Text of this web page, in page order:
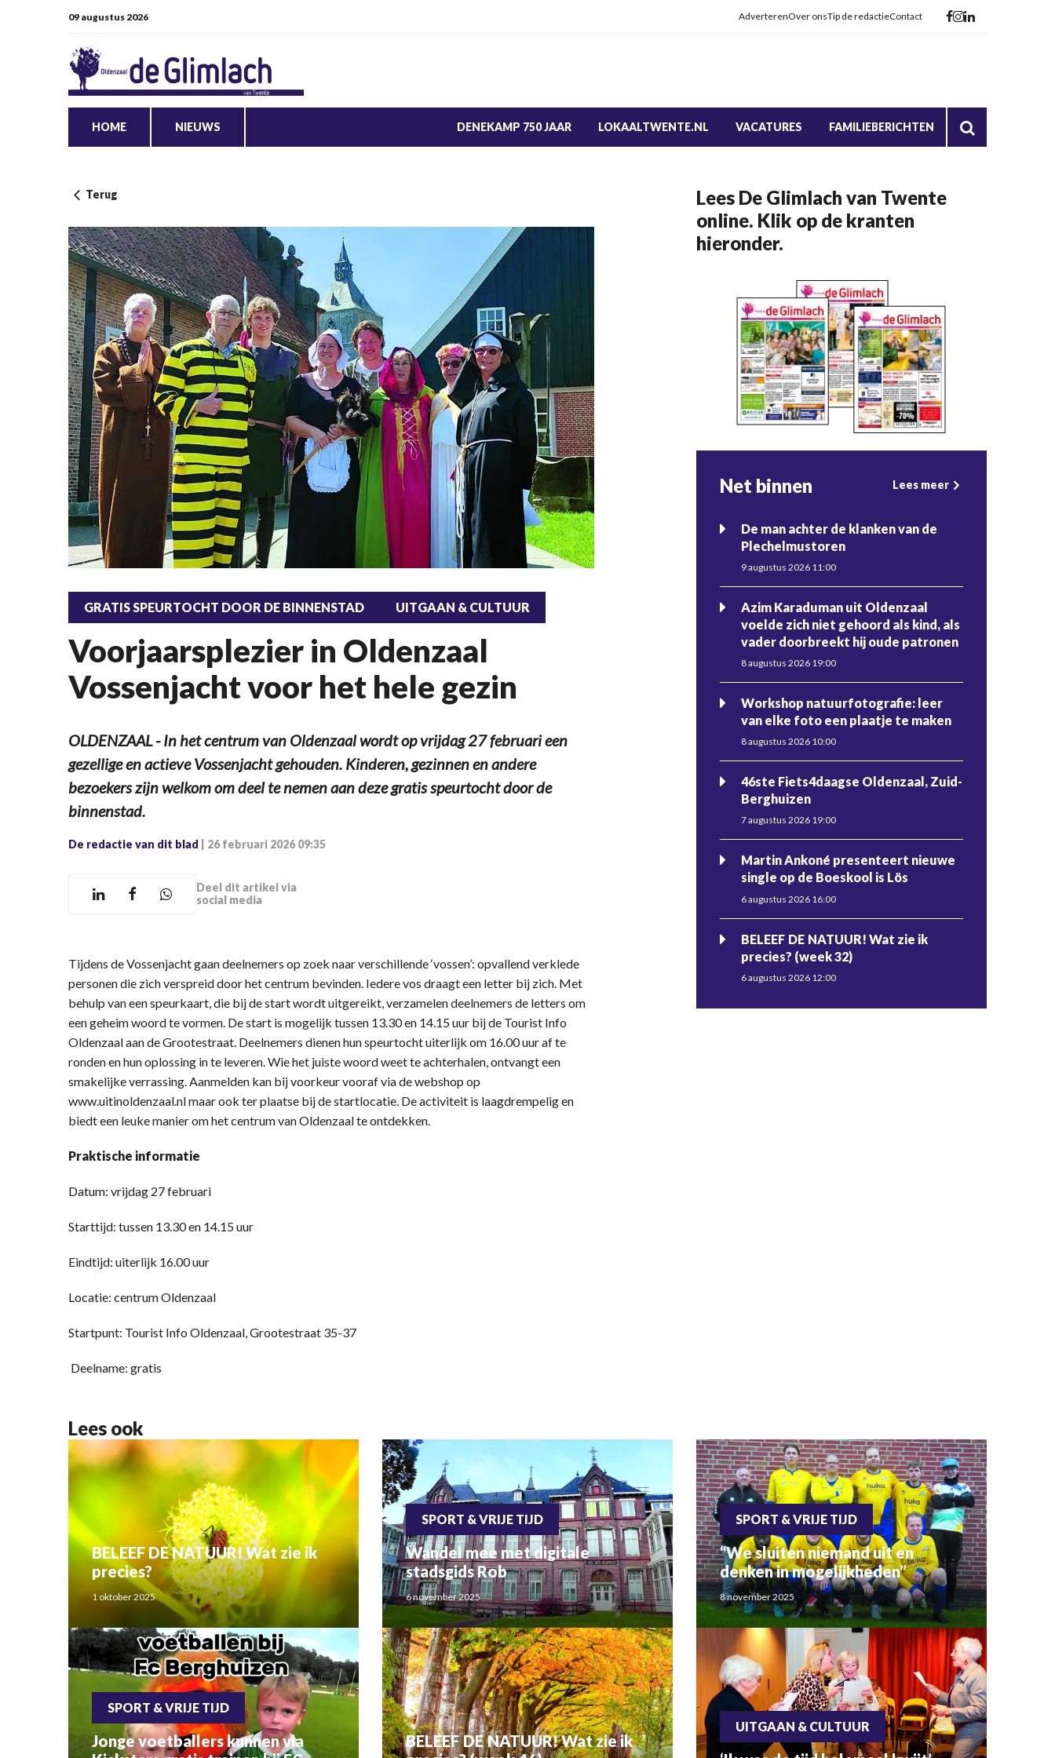
09 augustus 2026 AdverterenOver onsTip de redactieContact
HOME NIEUWS DENEKAMP 750 JAAR LOKAALTWENTE.NL VACATURES FAMILIEBERICHTEN
Terug
GRATIS SPEURTOCHT DOOR DE BINNENSTAD UITGAAN & CULTUUR
Voorjaarsplezier in Oldenzaal
Vossenjacht voor het hele gezin
OLDENZAAL - In het centrum van Oldenzaal wordt op vrijdag 27 februari een
gezellige en actieve Vossenjacht gehouden. Kinderen, gezinnen en andere
bezoekers zijn welkom om deel te nemen aan deze gratis speurtocht door de
binnenstad.
De redactie van dit blad 26 februari 2026 09:35
Deel dit artikel via
social media
Tijdens de Vossenjacht gaan deelnemers op zoek naar verschillende ‘vossen’: opvallend verklede
personen die zich verspreid door het centrum bevinden. Iedere vos draagt een letter bij zich. Met
behulp van een speurkaart, die bij de start wordt uitgereikt, verzamelen deelnemers de letters om
een geheim woord te vormen. De start is mogelijk tussen 13.30 en 14.15 uur bij de Tourist Info
Oldenzaal aan de Grootestraat. Deelnemers dienen hun speurtocht uiterlijk om 16.00 uur af te
ronden en hun oplossing in te leveren. Wie het juiste woord weet te achterhalen, ontvangt een
smakelijke verrassing. Aanmelden kan bij voorkeur vooraf via de webshop op
www.uitinoldenzaal.nl maar ook ter plaatse bij de startlocatie. De activiteit is laagdrempelig en
biedt een leuke manier om het centrum van Oldenzaal te ontdekken.
Praktische informatie
Datum: vrijdag 27 februari
Starttijd: tussen 13.30 en 14.15 uur
Eindtijd: uiterlijk 16.00 uur
Locatie: centrum Oldenzaal
Startpunt: Tourist Info Oldenzaal, Grootestraat 35-37
Deelname: gratis
Lees De Glimlach van Twente
online. Klik op de kranten
hieronder.
Net binnen Lees meer
De man achter de klanken van de
Plechelmustoren
9 augustus 2026 11:00
Azim Karaduman uit Oldenzaal
voelde zich niet gehoord als kind, als
vader doorbreekt hij oude patronen
8 augustus 2026 19:00
Workshop natuurfotografie: leer
van elke foto een plaatje te maken
8 augustus 2026 10:00
46ste Fiets4daagse Oldenzaal, Zuid-
Berghuizen
7 augustus 2026 19:00
Martin Ankoné presenteert nieuwe
single op de Boeskool is Lös
6 augustus 2026 16:00
BELEEF DE NATUUR! Wat zie ik
precies? (week 32)
6 augustus 2026 12:00
Lees ook
BELEEF DE NATUUR! Wat zie ik
precies?
1 oktober 2025
SPORT & VRIJE TIJD
Wandel mee met digitale
stadsgids Rob
6 november 2025
SPORT & VRIJE TIJD
“We sluiten niemand uit en
denken in mogelijkheden”
8 november 2025
SPORT & VRIJE TIJD
Jonge voetballers kunnen via
BELEEF DE NATUUR! Wat zie ik
UITGAAN & CULTUUR